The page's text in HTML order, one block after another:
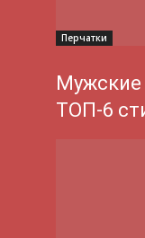
Перчатки
Мужские
ТОП-6